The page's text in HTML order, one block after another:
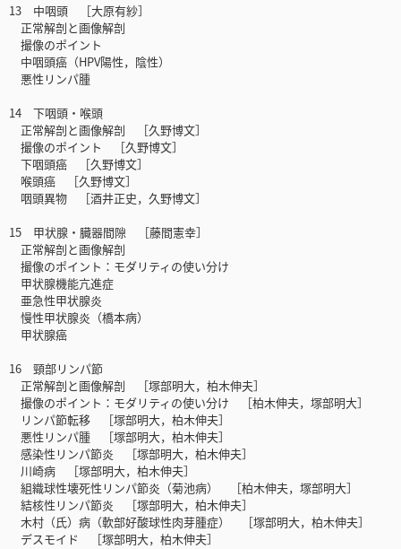
13 中咽頭 ［大原有紗］
正常解剖と画像解剖
撮像のポイント
中咽頭癌（HPV陽性，陰性）
悪性リンパ腫
14 下咽頭・喉頭
正常解剖と画像解剖 ［久野博文］
撮像のポイント ［久野博文］
下咽頭癌 ［久野博文］
喉頭癌 ［久野博文］
咽頭異物 ［酒井正史，久野博文］
15 甲状腺・臓器間隙 ［藤間憲幸］
正常解剖と画像解剖
撮像のポイント：モダリティの使い分け
甲状腺機能亢進症
亜急性甲状腺炎
慢性甲状腺炎（橋本病）
甲状腺癌
16 頸部リンパ節
正常解剖と画像解剖 ［塚部明大，柏木伸夫］
撮像のポイント：モダリティの使い分け ［柏木伸夫，塚部明大］
リンパ節転移 ［塚部明大，柏木伸夫］
悪性リンパ腫 ［塚部明大，柏木伸夫］
感染性リンパ節炎 ［塚部明大，柏木伸夫］
川崎病 ［塚部明大，柏木伸夫］
組織球性壊死性リンパ節炎（菊池病） ［柏木伸夫，塚部明大］
結核性リンパ節炎 ［塚部明大，柏木伸夫］
木村（氏）病（軟部好酸球性肉芽腫症） ［塚部明大，柏木伸夫］
デスモイド ［塚部明大，柏木伸夫］